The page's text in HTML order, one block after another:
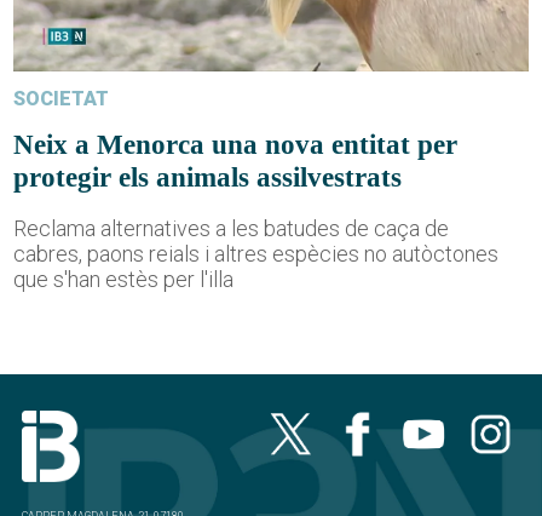
SOCIETAT
Neix a Menorca una nova entitat per
protegir els animals assilvestrats
Reclama alternatives a les batudes de caça de
cabres, paons reials i altres espècies no autòctones
que s'han estès per l'illa